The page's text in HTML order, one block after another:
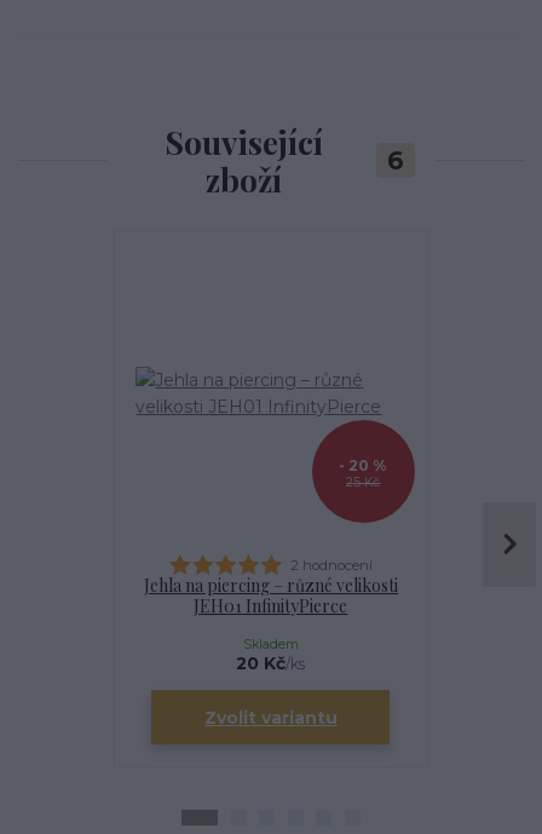
Související
zboží
6
25 Kč
- 20 %
2 hodnocení
Jehla na piercing – různé velikosti
JEH01 InfinityPierce
20 Kč/ks
Skladem
Zvolit variantu